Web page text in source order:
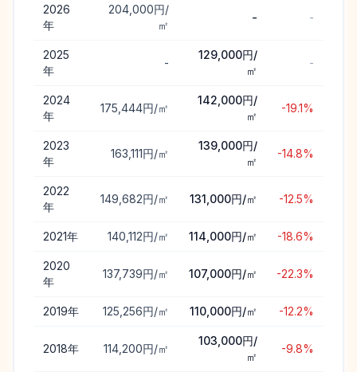
2026
年
204,000円/
㎡
- -
2025
年
-
129,000円/
㎡
-
2024
年
175,444円/㎡
142,000円/
㎡
-19.1%
2023
年
163,111円/㎡
139,000円/
㎡
-14.8%
2022
年
149,682円/㎡ 131,000円/㎡ -12.5%
2021年 140,112円/㎡ 114,000円/㎡ -18.6%
2020
年
137,739円/㎡ 107,000円/㎡ -22.3%
2019年 125,256円/㎡ 110,000円/㎡ -12.2%
2018年 114,200円/㎡
103,000円/
㎡
-9.8%